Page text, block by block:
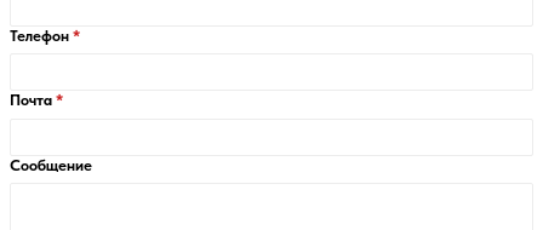
Телефон
Почта
Сообщение